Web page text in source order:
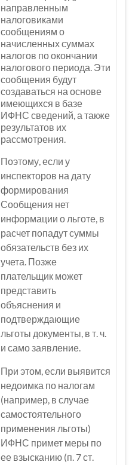
направленным
налоговиками
сообщениям о
начисленных суммах
налогов по окончании
налогового периода. Эти
сообщения будут
создаваться на основе
имеющихся в базе
ИФНС сведений, а также
результатов их
рассмотрения.
Поэтому, если у
инспекторов на дату
формирования
Сообщения нет
информации о льготе, в
расчет попадут суммы
обязательств без их
учета. Позже
плательщик может
представить
объяснения и
подтверждающие
льготы документы, в т. ч.
и само заявление.
При этом, если выявится
недоимка по налогам
(например, в случае
самостоятельного
применения льготы)
ИФНС примет меры по
ее взысканию (п. 7 ст.